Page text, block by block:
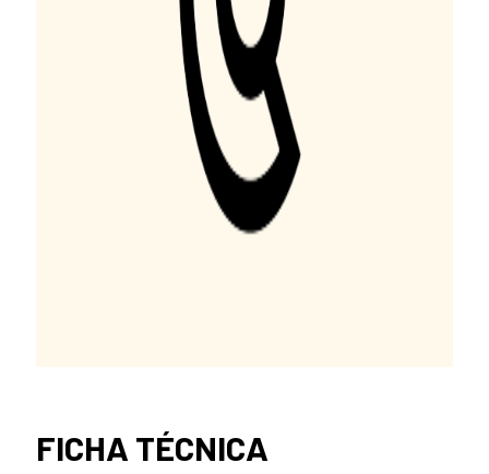
FICHA TÉCNICA